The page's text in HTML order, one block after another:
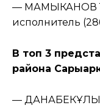
— МАМЫКАНОВ
исполнитель
В топ 3
района
— ДАНАБЕКҰЛЫ